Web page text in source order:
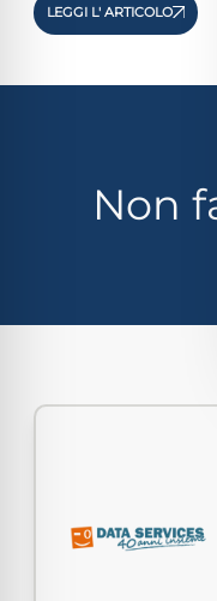
LEGGI L' ARTICOLO
Non